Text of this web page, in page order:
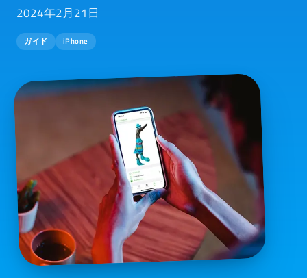
2024年2月21日
ガイド iPhone